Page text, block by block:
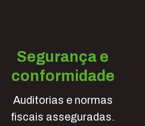
Segurança e
conformidade
Auditorias e normas
fiscais asseguradas.